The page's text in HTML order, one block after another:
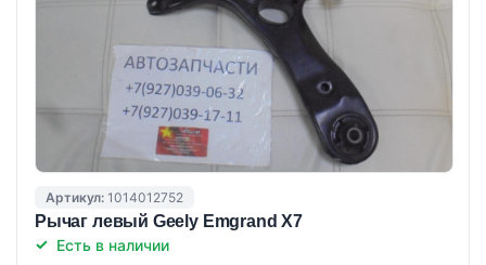
Артикул: 1014012752
Рычаг левый Geely Emgrand X7
Есть в наличии